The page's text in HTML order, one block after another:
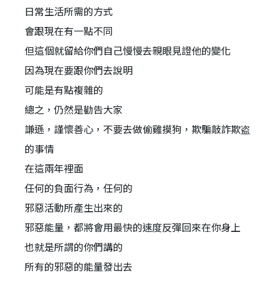
日常生活所需的方式
會跟現在有一點不同
但這個就留給你們自己慢慢去親眼見證他的變化
因為現在要跟你們去說明
可能是有點複雜的
總之，仍然是勸告大家
謙遜，謹懷善心，不要去做偷雞摸狗，欺騙敲詐欺盗
的事情
在這兩年裡面
任何的負面行為，任何的
邪惡活動所產生出來的
邪惡能量，都將會用最快的速度反彈回來在你身上
也就是所謂的你們講的
所有的邪惡的能量發出去